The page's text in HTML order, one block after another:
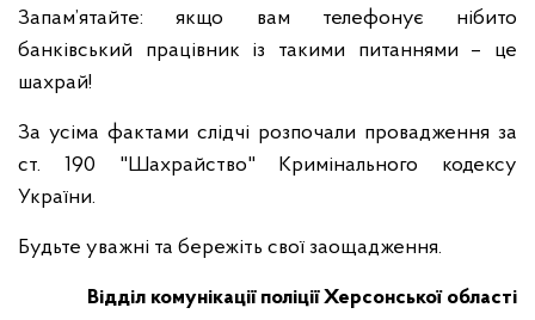
Запам’ятайте: якщо вам телефонує нібито
банківський працівник із такими питаннями – це
шахрай!
За усіма фактами слідчі розпочали провадження за
ст. 190 "Шахрайство" Кримінального кодексу
України.
Будьте уважні та бережіть свої заощадження.
Відділ комунікації поліції Херсонської області